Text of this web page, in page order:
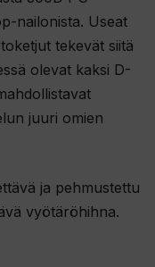
nailonista. Useat
tekevät siitä
olevat kaksi D-
juuri omien
ja pehmustettu
vyötäröhihna.